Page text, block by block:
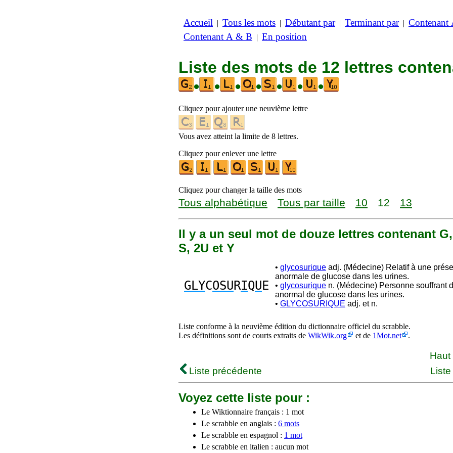
Accueil | Tous les mots | Débutant par| Terminant par| Contenant
Contenant A & B | En position
Liste des mots de 12 lettres
•
• • • • • •
Cliquez pour ajouter une neuvième lettre
Vous avez atteint la limite de 8 lettres.
Cliquez pour enlever une lettre
Cliquez pour changer la taille des mots
Tous alphabétique Tous par taille 10 12 13
Il y a un seul mot de douze lettres contenant
S, 2U et Y
GLYCOSURIQUE
• glycosurique adj. (Médecine) Relatif à une
anormale de glucose dans les urines.
• glycosurique n. (Médecine) Personne souffrant
anormal de glucose dans les urines.
• GLYCOSURIQUE adj. et n.
Liste conforme à la neuvième édition du dictionnaire officiel du scrabble.
Les définitions sont de courts extraits de WikWik.org et de 1Mot.net .
Haut
Liste précédente
Voyez cette liste pour :
Le Wiktionnaire français : 1 mot
Le scrabble en anglais : 6 mots
Le scrabble en espagnol : 1 mot
Le scrabble en italien : aucun mot